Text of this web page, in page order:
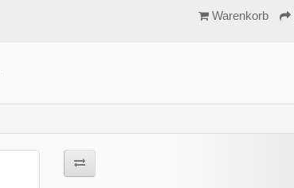
Warenkorb